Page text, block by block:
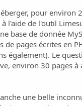
pour environ
l'aide de l'outil
base de donnée
de pages écrites en
également). Le
environ 30 pages à
une belle